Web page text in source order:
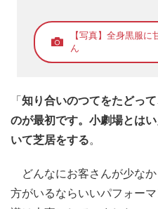
【写真】全身黒服に
ん
「 知り合いのつてをたどっ
のが最初です。小劇場とは
いて芝居をする。
どんなにお客さんが少な
方がいるならいいパフォー